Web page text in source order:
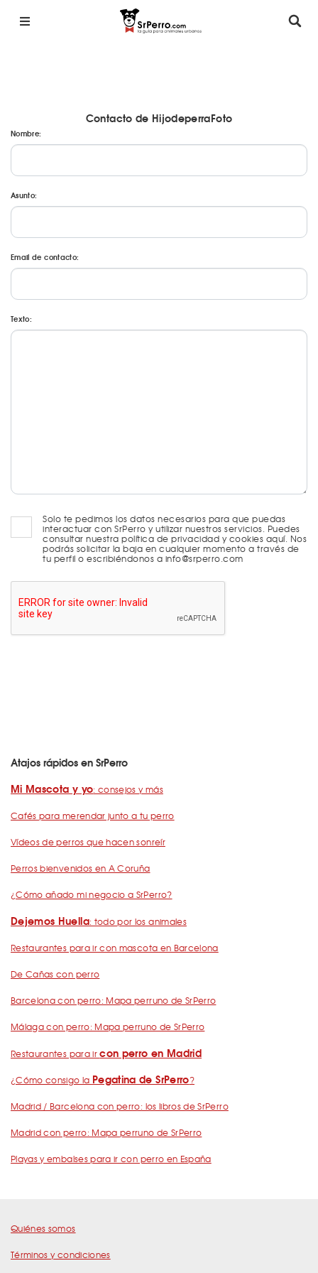
Contacto de HijodeperraFoto
Nombre:
Asunto:
Email de contacto:
Texto:
Solo te pedimos los datos necesarios para que puedas
interactuar con SrPerro y utilizar nuestros servicios. Puedes
consultar nuestra política de privacidad y cookies aquí. Nos
podrás solicitar la baja en cualquier momento a través de
tu perfil o escribiéndonos a info@srperro.com
Atajos rápidos en SrPerro
Mi Mascota y yo: consejos y más
Cafés para merendar junto a tu perro
Vídeos de perros que hacen sonreír
Perros bienvenidos en A Coruña
¿Cómo añado mi negocio a SrPerro?
Dejemos Huella: todo por los animales
Restaurantes para ir con mascota en Barcelona
De Cañas con perro
Barcelona con perro: Mapa perruno de SrPerro
Málaga con perro: Mapa perruno de SrPerro
Restaurantes para ircon perro en Madrid
¿Cómo consigo la Pegatina de SrPerro?
Madrid / Barcelona con perro: los libros de SrPerro
Madrid con perro: Mapa perruno de SrPerro
Playas y embalses para ir con perro en España
Quiénes somos
Términos y condiciones